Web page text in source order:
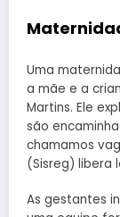
Uma
a mãe e a
Martins. Ele
são
chamamos
(Sisreg) libera
As gestantes